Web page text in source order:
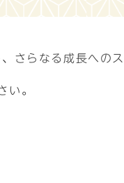
さらなる成長への
い。